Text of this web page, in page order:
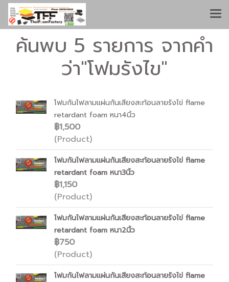
ค้นพบ 5 รายการ จากคำ
ว่า"โฟมรังไข"
โฟมกันไฟลามแผ่นกันเสียงสะท้อนลายรังไข่ flame
retardant foam หนา4นิ้ว
฿1,500
(Product)
โฟมกันไฟลามแผ่นกันเสียงสะท้อนลายรังไข่ flame
retardant foam หนา3นิ้ว
฿1,150
(Product)
โฟมกันไฟลามแผ่นกันเสียงสะท้อนลายรังไข่ flame
retardant foam หนา2นิ้ว
฿750
(Product)
โฟมกันไฟลามแผ่นกันเสียงสะท้อนลายรังไข่ flame